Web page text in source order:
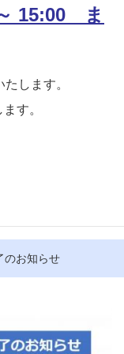
15:00 ま
します。
す。
お知らせ